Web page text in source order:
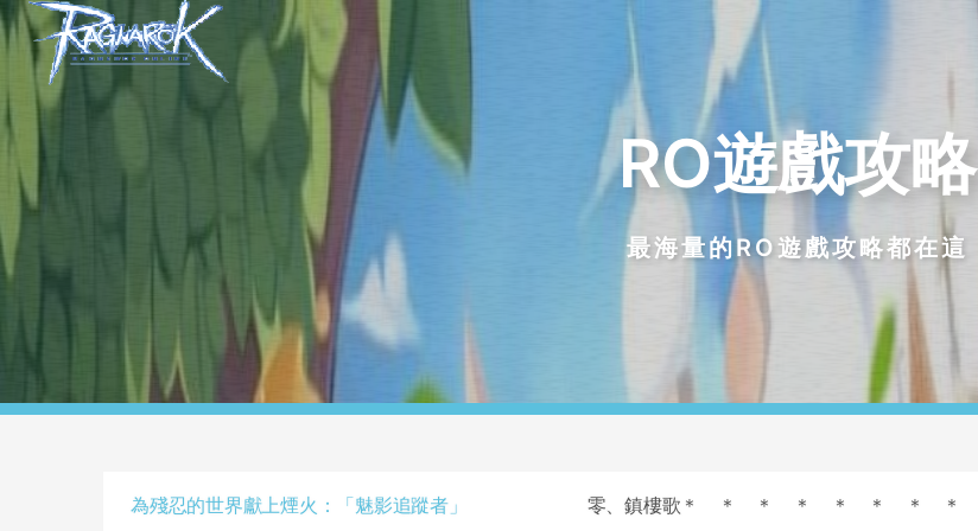
RO遊戲攻略
最海量的RO遊戲攻略都在這
為殘忍的世界獻上煙火：「魅影追蹤者」